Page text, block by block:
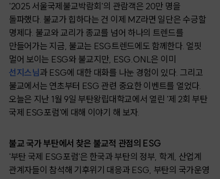
'2025 서울국제불교박람회'의 관람객은 20만 명을
돌파했다. 불교가 힙하다는 건 이제 MZ라면 일단은 수긍할
명제다. 불교와 교리가 종교를 넘어 하나의 트렌드를
만들어가는 지금, 불교는 ESG트렌드에도 함께한다. 얼핏
멀어 보이는 ESG와 불교지만, ESG.ONL은 이미
선지스님과 ESG에 대한 대화를 나눈 경험이 있다. 그리고
불교에서는 연초부터 ESG 관련 중요한 이벤트를 열었다.
오늘은 지난 1월 9일 부탄왕립대학교에서 열린 '제 2회 부탄
국제 ESG포럼'에 대해 이야기 해 보자.
불교 국가 부탄에서 찾은 불교적 관점의 ESG
'부탄 국제 ESG포럼'은 한국과 부탄의 정부, 학계, 산업계
관계자들이 참석해 기후위기 대응과 ESG, 부탄의 국가운영